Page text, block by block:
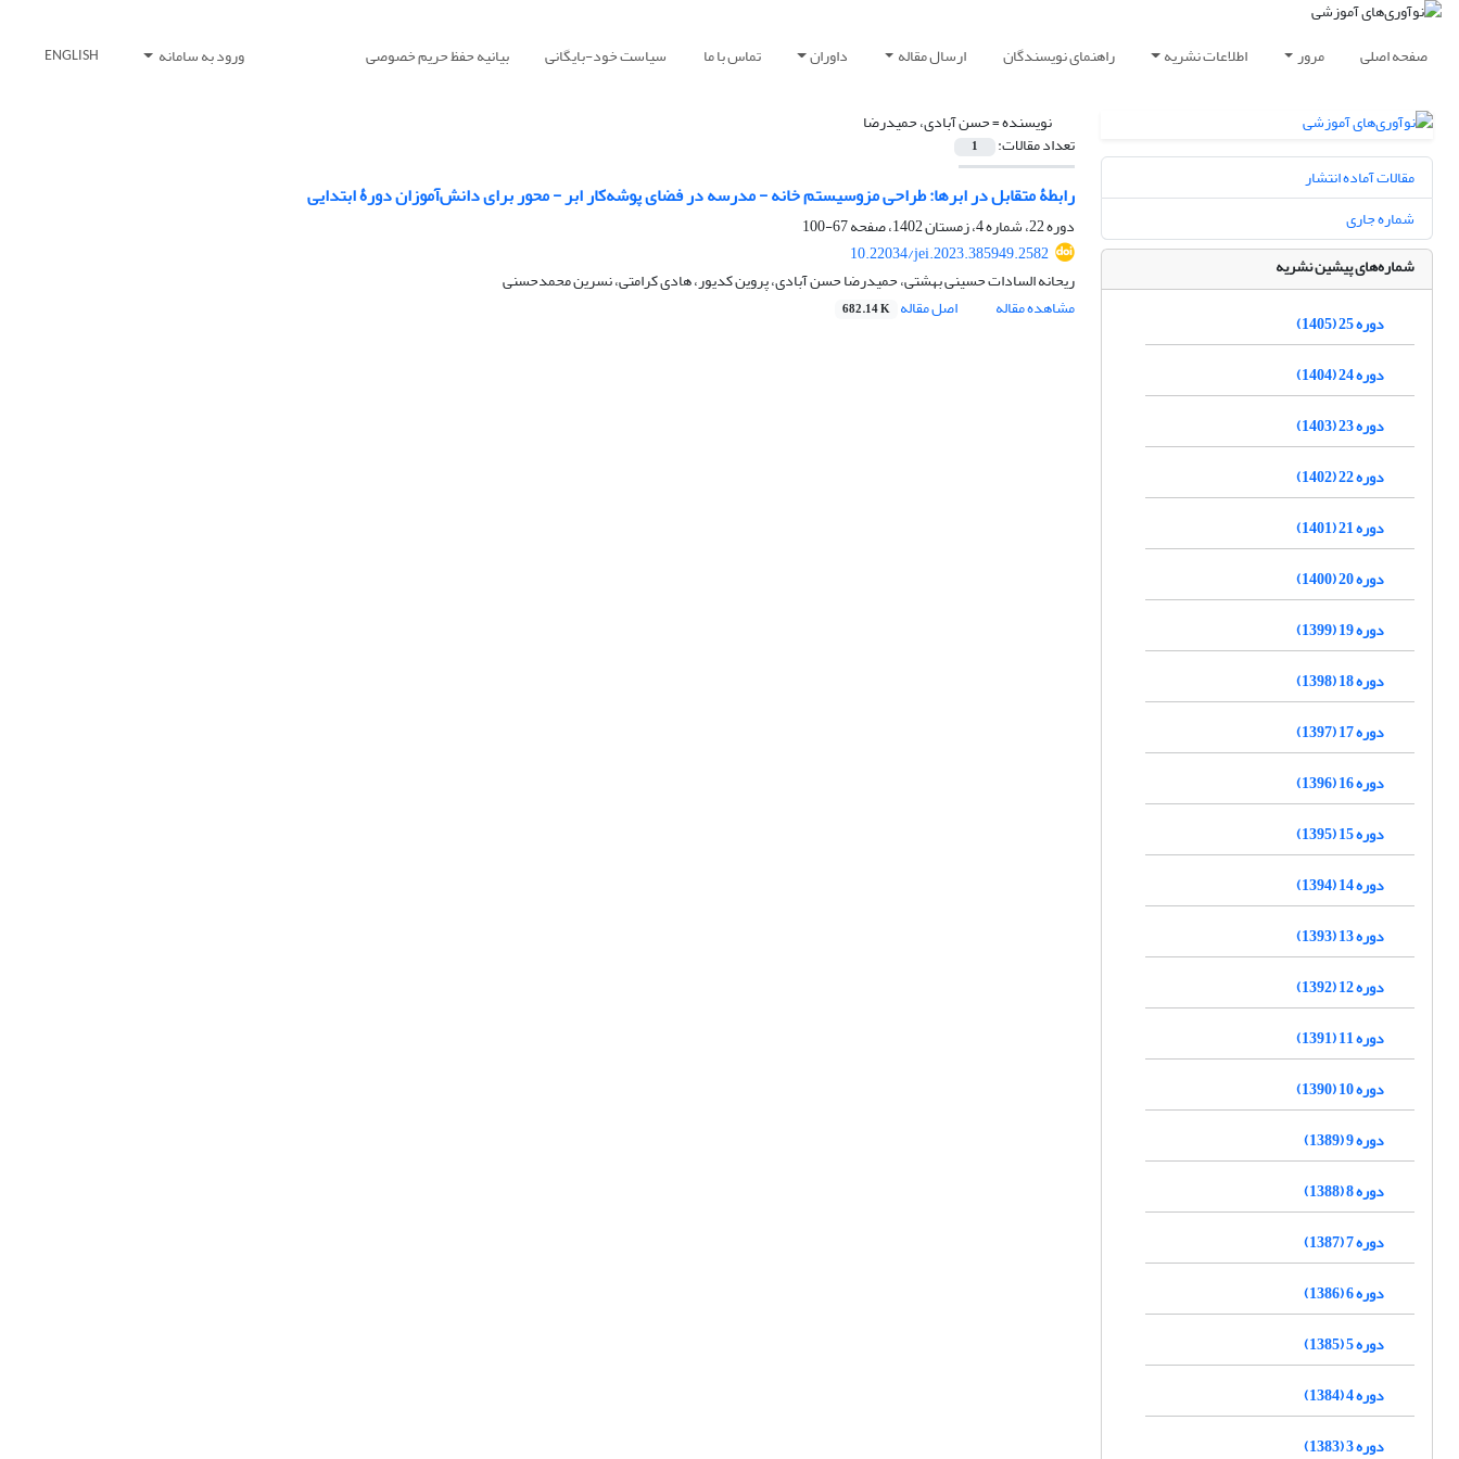
صفحه اصلی مرور اطلاعات نشریه راهنمای نویسندگان ارسال مقاله داوران تماس با ما سیاست خود-بایگانی بیانیه حفظ حریم خصوصی ورود به سامانه ENGLISH
نویسنده =حسن آبادی، حمیدرضا
تعداد مقالات: 1
رابطۀ متقابل در ابرها: طراحی مزوسیستم خانه - مدرسه در فضای پوشه‌کار ابر - محور برای دانش‌آموزان دورۀ ابتدایی
دوره 22، شماره 4، زمستان 1402، صفحه
67-100
10.22034/jei.2023.385949.2582
ریحانه السادات حسینی بهشتی، حمیدرضا حسن آبادی، پروین کدیور، هادی کرامتی، نسرین محمدحسنی
مشاهده مقاله
اصل مقاله 682.14 K
مقالات آماده انتشار
شماره جاری
شماره‌های پیشین نشریه
دوره 25 (1405)
دوره 24 (1404)
دوره 23 (1403)
دوره 22 (1402)
دوره 21 (1401)
دوره 20 (1400)
دوره 19 (1399)
دوره 18 (1398)
دوره 17 (1397)
دوره 16 (1396)
دوره 15 (1395)
دوره 14 (1394)
دوره 13 (1393)
دوره 12 (1392)
دوره 11 (1391)
دوره 10 (1390)
دوره 9 (1389)
دوره 8 (1388)
دوره 7 (1387)
دوره 6 (1386)
دوره 5 (1385)
دوره 4 (1384)
دوره 3 (1383)